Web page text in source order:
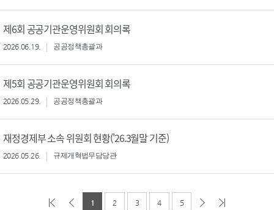
제6회 공공기관운영위원회 회의록
2026.06.19. 공공정책총괄과
제5회 공공기관운영위원회 회의록
2026.05.29. 공공정책총괄과
재정경제부 소속 위원회 현황('26.3월말 기준)
2026.05.26. 규제개혁법무담당관
1 2 3 4 5